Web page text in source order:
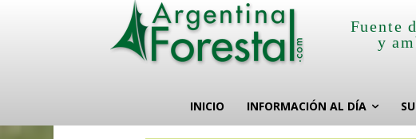
Fuente
y
INICIO INFORMACIÓN AL DÍA